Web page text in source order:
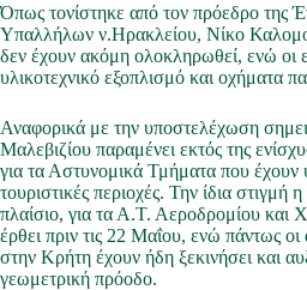
Όπως τονίστηκε από τον πρόεδρο της
Υπαλλήλων ν.Ηρακλείου, Νίκο
δεν έχουν ακόμη ολοκληρωθεί, ενώ οι
υλικοτεχνικό εξοπλισμό και οχήματα
Αναφορικά με την υποστελέχωση
Μαλεβιζίου παραμένει εκτός της
για τα Αστυνομικά Τμήματα που έχουν
τουριστικές περιοχές. Την ίδια στιγμή
πλαίσιο, για τα Α.Τ. Αεροδρομίου και
έρθει πριν τις 22 Μαΐου, ενώ πάντως οι
στην Κρήτη έχουν ήδη ξεκινήσει και
γεωμετρική πρόοδο.